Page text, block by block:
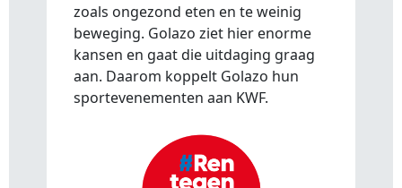
zoals ongezond eten en te weinig
beweging. Golazo ziet hier enorme
kansen en gaat die uitdaging graag
aan. Daarom koppelt Golazo hun
sportevenementen aan KWF.